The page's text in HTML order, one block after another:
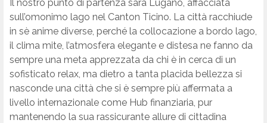
Il nostro punto di partenza sarà Lugano, affacciata
sull’omonimo lago nel Canton Ticino. La città racchiude
in sè anime diverse, perché la collocazione a bordo lago,
il clima mite, l’atmosfera elegante e distesa ne fanno da
sempre una meta apprezzata da chi è in cerca di un
sofisticato relax, ma dietro a tanta placida bellezza si
nasconde una città che si è sempre più affermata a
livello internazionale come Hub finanziaria, pur
mantenendo la sua rassicurante allure di cittadina